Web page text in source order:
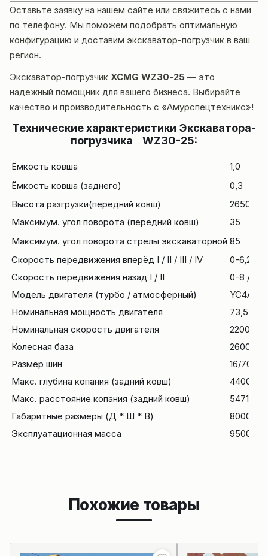
Оставьте заявку на нашем сайте или свяжитесь с нами
по телефону. Мы поможем подобрать оптимальную
конфигурацию и доставим экскаватор-погрузчик в ваш
регион.
Экскаватор-погрузчик XCMG WZ30-25 — это
надежный помощник для вашего бизнеса. Выбирайте
качество и производительность с «Амурспецтехникс»!
Технические характеристики Экскаватора-
погрузчика WZ30-25:
Ёмкость ковша
1,0
Ёмкость ковша (заднего)
0,3
Высота разгрузки(передний ковш)
2650
Максимум. угол поворота (передний ковш)
35
Максимум. угол поворота стрелы экскаваторной 85
Скорость передвижения вперёд I / II / III / IV
0-6,2 /
Скорость передвижения назад I / II
0-8 / 0-
Модель двигателя (турбо / атмосферный)
Номинальная мощность двигателя
73,5 (с
Номинальная скорость двигателя
2200
Колесная база
2600
Размер шин
16/70-24
Макс. глубина копания (задний ковш)
4400
Макс. расстояние копания (задний ковш)
5471
Габаритные размеры (Д * Ш * В)
Эксплуатационная масса
9500
Похожие товары